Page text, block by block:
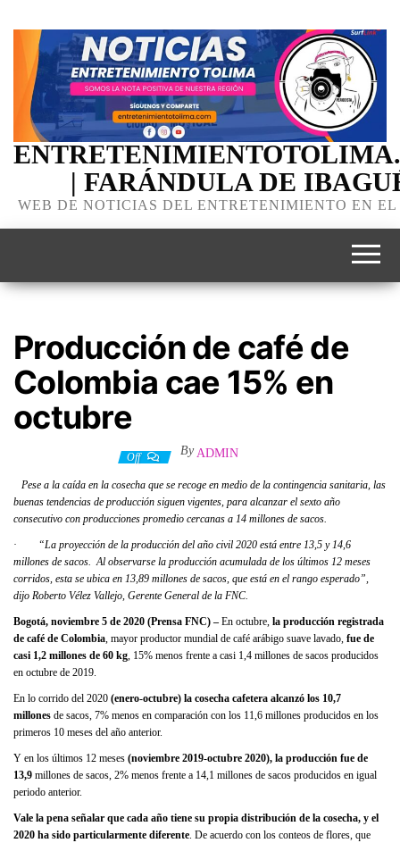
| FARÁNDULA DE
WEB DE NOTICIAS DEL ENTRETENIMIENTO EN
Producción de café de
Colombia cae 15% en
octubre
Off By ADMIN
Pese a la caída en la cosecha que se recoge en medio de la contingencia sanitaria, las
buenas tendencias de producción siguen vigentes, para alcanzar el sexto año
consecutivo con producciones promedio cercanas a 14 millones de sacos.
· “La proyección de la producción del año civil 2020 está entre 13,5 y 14,6
millones de sacos. Al observarse la producción acumulada de los últimos 12 meses
corridos, esta se ubica en 13,89 millones de sacos, que está en el rango esperado”,
dijo Roberto Vélez Vallejo, Gerente General de la FNC.
Bogotá, noviembre 5 de 2020 (Prensa FNC) – En octubre, la producción registrada
de café de Colombia, mayor productor mundial de café arábigo suave lavado, fue de
casi 1,2 millones de 60 kg, 15% menos frente a casi 1,4 millones de sacos producidos
en octubre de 2019.
En lo corrido del 2020 (enero-octubre) la cosecha cafetera alcanzó los 10,7
millones de sacos, 7% menos en comparación con los 11,6 millones producidos en los
primeros 10 meses del año anterior.
Y en los últimos 12 meses (noviembre 2019-octubre 2020), la producción fue de
13,9 millones de sacos, 2% menos frente a 14,1 millones de sacos producidos en igual
periodo anterior.
Vale la pena señalar que cada año tiene su propia distribución de la cosecha, y el
2020 ha sido particularmente diferente. De acuerdo con los conteos de flores, que